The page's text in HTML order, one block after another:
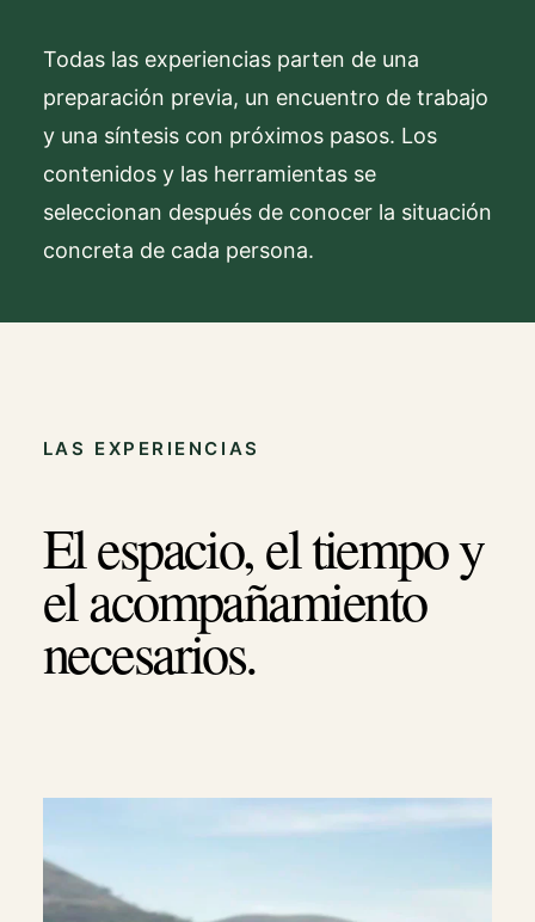
Todas las experiencias parten de una
preparación previa, un encuentro de trabajo
y una síntesis con próximos pasos. Los
contenidos y las herramientas se
seleccionan después de conocer la situación
concreta de cada persona.
LAS EXPERIENCIAS
El espacio, el tiempo y
el acompañamiento
necesarios.